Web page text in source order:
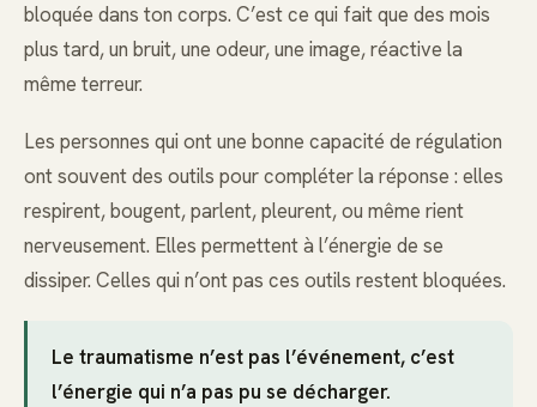
bloquée dans ton corps. C’est ce qui fait que des mois
plus tard, un bruit, une odeur, une image, réactive la
même terreur.
Les personnes qui ont une bonne capacité de régulation
ont souvent des outils pour compléter la réponse : elles
respirent, bougent, parlent, pleurent, ou même rient
nerveusement. Elles permettent à l’énergie de se
dissiper. Celles qui n’ont pas ces outils restent bloquées.
Le traumatisme n’est pas l’événement, c’est
l’énergie qui n’a pas pu se décharger.